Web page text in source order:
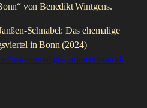
von Benedikt Wintgens.
Schnabel: Das ehemalige
in Bonn (2024)
das-ehemalige-parlaments-und-